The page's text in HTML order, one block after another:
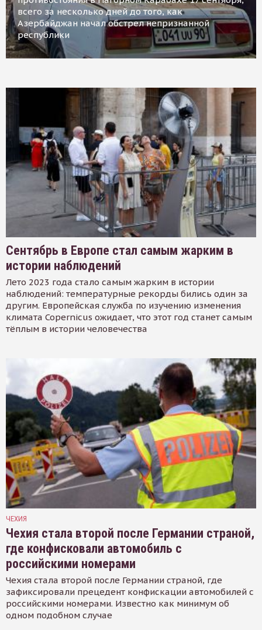
всего за несколько дней до того, как
Азербайджан начал обстрел непризнанной
республики
Сентябрь в Европе стал самым жарким в
истории наблюдений
Лето 2023 года стало самым жарким в истории
наблюдений: температурные рекорды бились один за
другим. Европейская служба по изучению изменения
климата Copernicus ожидает, что этот год станет самым
тёплым в истории человечества
ЧЕХИЯ
Чехия стала второй после Германии страной,
где конфисковали автомобиль с
российскими номерами
Чехия стала второй после Германии страной, где
зафиксировали прецедент конфискации автомобилей с
российскими номерами. Известно как минимум об
одном подобном случае